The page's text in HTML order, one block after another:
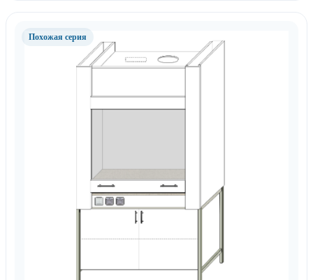
Похожая серия